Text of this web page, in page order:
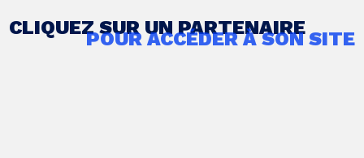
CLIQUEZ SUR UN PARTENAIRE
POUR ACCÉDER À SON SITE